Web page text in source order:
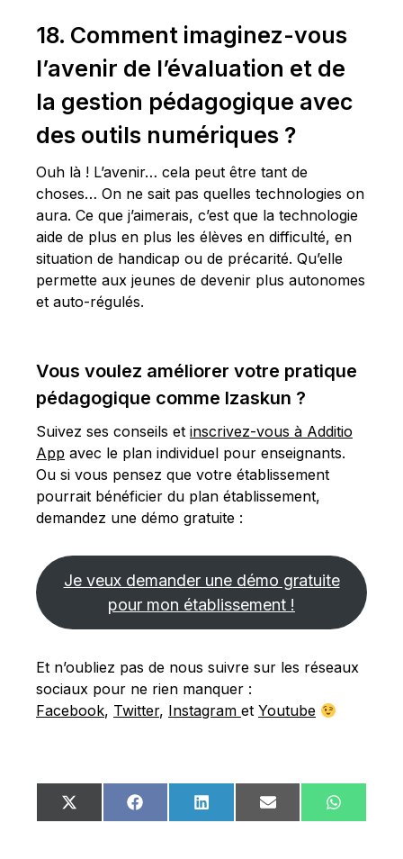
18. Comment imaginez-vous
l’avenir de l’évaluation et de
la gestion pédagogique avec
des outils numériques ?
Ouh là ! L’avenir… cela peut être tant de
choses… On ne sait pas quelles technologies on
aura. Ce que j’aimerais, c’est que la technologie
aide de plus en plus les élèves en difficulté, en
situation de handicap ou de précarité. Qu’elle
permette aux jeunes de devenir plus autonomes
et auto-régulés.
Vous voulez améliorer votre pratique
pédagogique comme Izaskun ?
Suivez ses conseils et inscrivez-vous à Additio
App avec le plan individuel pour enseignants.
Ou si vous pensez que votre établissement
pourrait bénéficier du plan établissement,
demandez une démo gratuite :
Je veux demander une démo gratuite
pour mon établissement !
Et n’oubliez pas de nous suivre sur les réseaux
sociaux pour ne rien manquer :
Facebook, Twitter, Instagram et Youtube
Share
on
X
(Twitter)
Share
on
FacebookShare
on
LinkedIn Share
on
Email
Share
on